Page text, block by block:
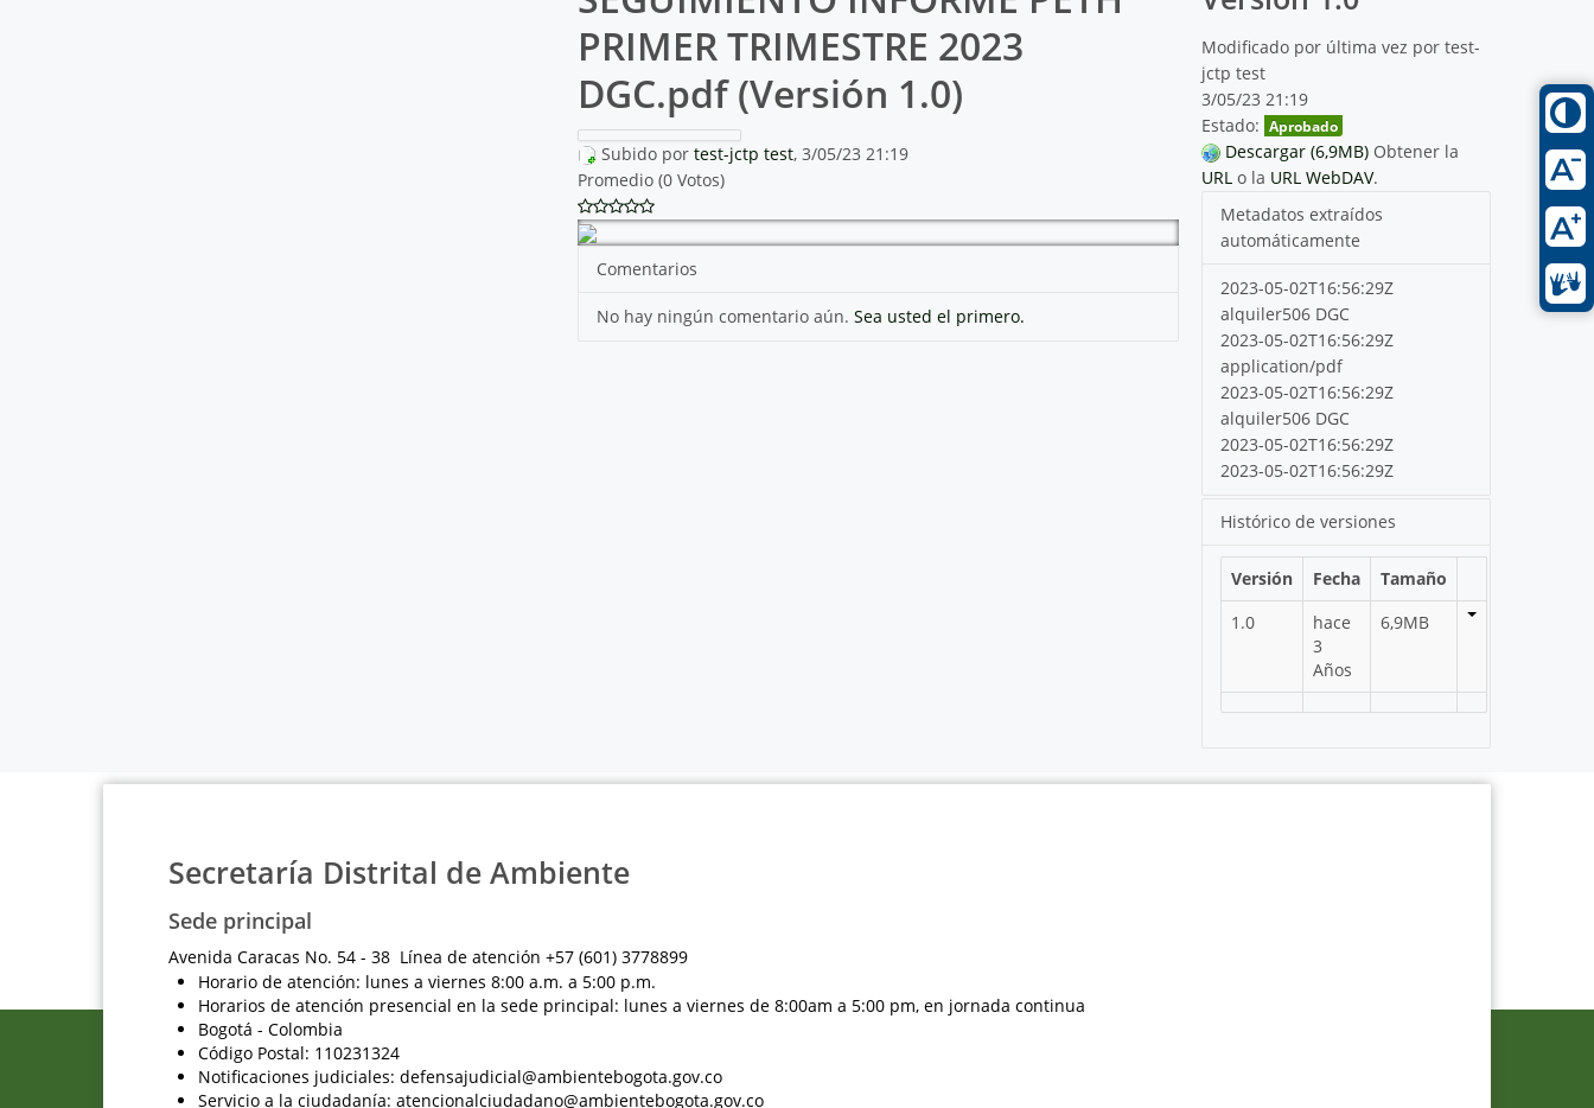
PRIMER TRIMESTRE 2023
DGC.pdf (Versión 1.0)
Subido por test-jctp test, 3/05/23 21:19
Promedio (0 Votos)
Comentarios
No hay ningún comentario aún. Sea usted el primero.
Modificado por última vez por test-
jctp test
3/05/23 21:19
Estado: Aprobado
Descargar (6,9MB) Obtener la
URL o la URL WebDAV.
Metadatos extraídos
automáticamente
2023-05-02T16:56:29Z
alquiler506 DGC
2023-05-02T16:56:29Z
application/pdf
2023-05-02T16:56:29Z
alquiler506 DGC
2023-05-02T16:56:29Z
2023-05-02T16:56:29Z
Histórico de versiones
Versión Fecha
Tamaño
1.0
hace
3
Años
6,9MB
Secretaría Distrital de Ambiente
Sede principal
Avenida Caracas No. 54 - 38 Línea de atención +57 (601) 3778899
Horario de atención: lunes a viernes 8:00 a.m. a 5:00 p.m.
Horarios de atención presencial en la sede principal: lunes a viernes de 8:00am a 5:00 pm, en jornada continua
Bogotá - Colombia
Código Postal: 110231324
Notificaciones judiciales: defensajudicial@ambientebogota.gov.co
Servicio a la ciudadanía: atencionalciudadano@ambientebogota.gov.co